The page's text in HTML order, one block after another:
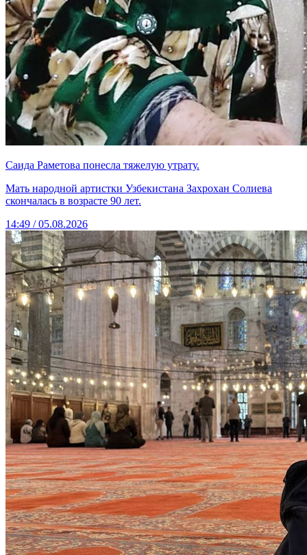
Саида Раметова понесла тяжелую утрату.
Мать народной артистки Узбекистана Захрохан Солиева
скончалась в возрасте 90 лет.
14:49 / 05.08.2026